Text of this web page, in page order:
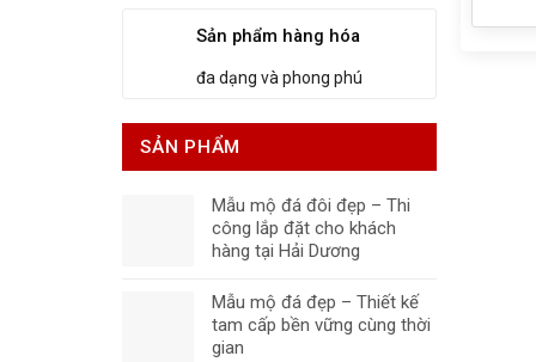
Sản phẩm hàng hóa
đa dạng và phong phú
SẢN PHẨM
Mẫu mộ đá đôi đẹp – Thi
công lắp đặt cho khách
hàng tại Hải Dương
Mẫu mộ đá đẹp – Thiết kế
tam cấp bền vững cùng thời
gian